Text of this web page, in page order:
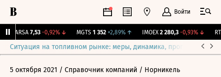
Войти
ARSA 7,53 -0,92%↓ MGTS 1 352 +2,89%↑ IMOEX 2 280,3 -0,93%↓ RTSI
Ситуация на топливном рынке: меры, динамика, прогнозы
5 октября 2021 / Справочник компаний / Норникель